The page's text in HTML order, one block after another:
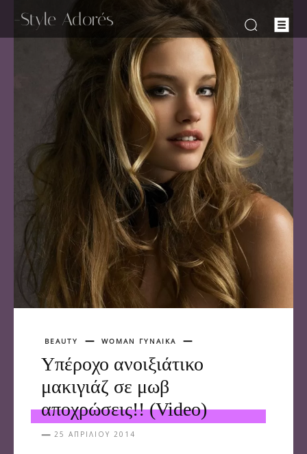
-Style Adorés
BEAUTY WOMAN ΓΥΝΑΙΚΑ
Υπέροχο ανοιξιάτικο
μακιγιάζ σε μωβ
αποχρώσεις!! (Video)
25 ΑΠΡΙΛΊΟΥ 2014